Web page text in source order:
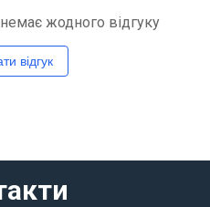
жодного відгуку
відгук